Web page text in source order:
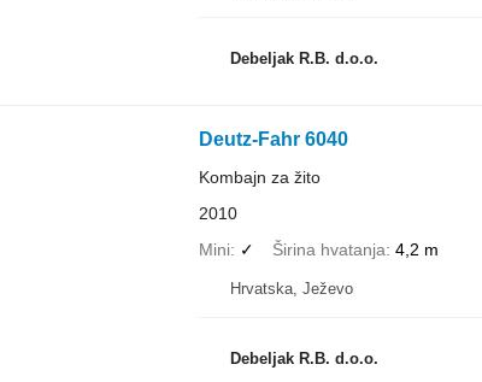
Debeljak R.B. d.o.o.
Deutz-Fahr 6040
Kombajn za žito
2010
Mini
✓ Širina hvatanja 4,2 m
Hrvatska, Ježevo
Debeljak R.B. d.o.o.